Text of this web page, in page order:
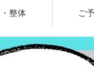
整体 ご